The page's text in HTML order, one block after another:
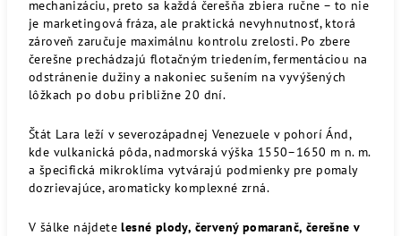
mechanizáciu, preto sa každá čerešňa zbiera ručne – to nie
je marketingová fráza, ale praktická nevyhnutnosť, ktorá
zároveň zaručuje maximálnu kontrolu zrelosti. Po zbere
čerešne prechádzajú flotačným triedením, fermentáciou na
odstránenie dužiny a nakoniec sušením na vyvýšených
lôžkach po dobu približne 20 dní.
Štát Lara leží v severozápadnej Venezuele v pohorí Ánd,
kde vulkanická pôda, nadmorská výška 1550–1650 m n. m.
a špecifická mikroklíma vytvárajú podmienky pre pomaly
dozrievajúce, aromaticky komplexné zrná.
V šálke nájdetelesné plody, červený pomaranč, čerešne v